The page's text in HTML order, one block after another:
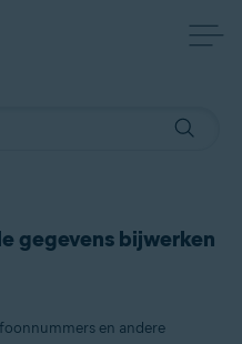
gegevens bijwerken
en andere